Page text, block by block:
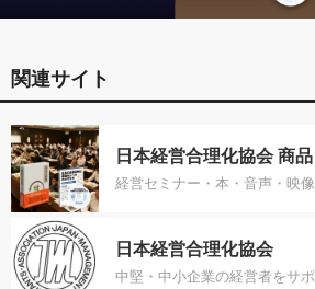
関連サイト
日本経営合理化協会 商
経営セミナー・本・音声・映
日本経営合理化協会
中堅・中小企業の経営者をサ